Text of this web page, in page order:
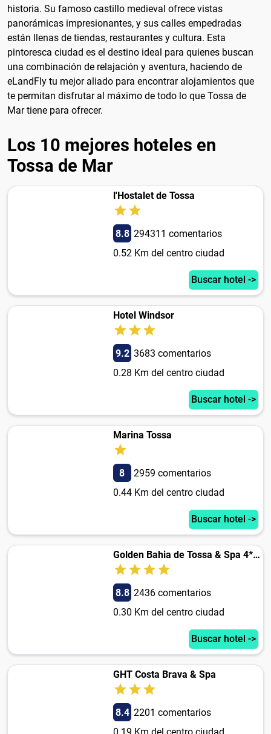
historia. Su famoso castillo medieval ofrece vistas
panorámicas impresionantes, y sus calles empedradas
están llenas de tiendas, restaurantes y cultura. Esta
pintoresca ciudad es el destino ideal para quienes buscan
una combinación de relajación y aventura, haciendo de
eLandFly tu mejor aliado para encontrar alojamientos que
te permitan disfrutar al máximo de todo lo que Tossa de
Mar tiene para ofrecer.
Los 10 mejores hoteles en
Tossa de Mar
l'Hostalet de Tossa
8.8 294311 comentarios
0.52 Km del centro ciudad
Buscar hotel ->
Hotel Windsor
9.2 3683 comentarios
0.28 Km del centro ciudad
Buscar hotel ->
Marina Tossa
8
2959 comentarios
0.44 Km del centro ciudad
Buscar hotel ->
Golden Bahia de Tossa & Spa 4* Sup.
8.8 2436 comentarios
0.30 Km del centro ciudad
Buscar hotel ->
GHT Costa Brava & Spa
8.4 2201 comentarios